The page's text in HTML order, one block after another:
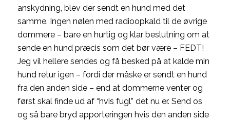
anskydning, blev der sendt en hund med det
samme. Ingen nølen med radioopkald til de øvrige
dommere – bare en hurtig og klar beslutning om at
sende en hund præcis som det bør være – FEDT!
Jeg vil hellere sendes og få besked på at kalde min
hund retur igen – fordi der måske er sendt en hund
fra den anden side – end at dommerne venter og
først skal finde ud af “hvis fugl” det nu er. Send os
og så bare bryd apporteringen hvis den anden side